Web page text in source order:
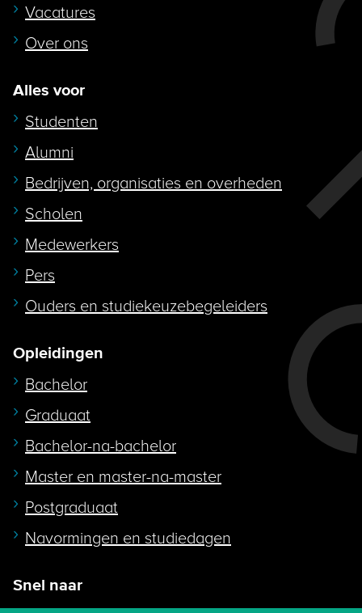
Vacatures
Over ons
Alles voor
Studenten
Alumni
Bedrijven, organisaties en overheden
Scholen
Medewerkers
Pers
Ouders en studiekeuzebegeleiders
Opleidingen
Bachelor
Graduaat
Bachelor-na-bachelor
Master en master-na-master
Postgraduaat
Navormingen en studiedagen
Snel naar